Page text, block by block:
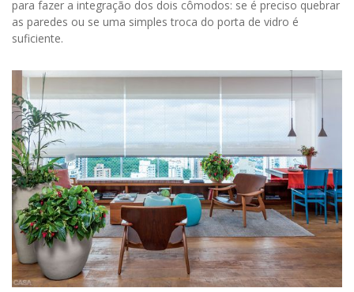
para fazer a integração dos dois cômodos: se é preciso quebrar
as paredes ou se uma simples troca do porta de vidro é
suficiente.